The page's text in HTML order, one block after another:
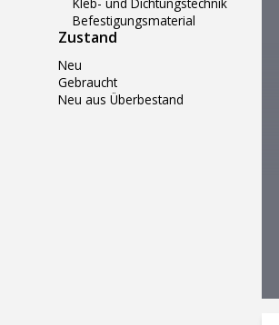
Befestigungsmaterial
Zustand
Neu
Gebraucht
Neu aus Überbestand